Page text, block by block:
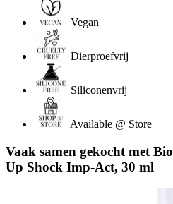
Vegan
Dierproefvrij
Siliconenvrij
Available @ Store
Vaak samen gekocht met
Up Shock Imp-Act, 30 ml